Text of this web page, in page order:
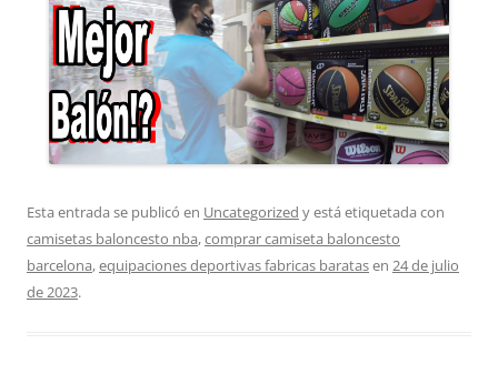
Esta entrada se publicó en Uncategorized y está etiquetada con
camisetas baloncesto nba,comprar camiseta baloncesto
barcelona,equipaciones deportivas fabricas baratasen 24 de julio
de 2023.